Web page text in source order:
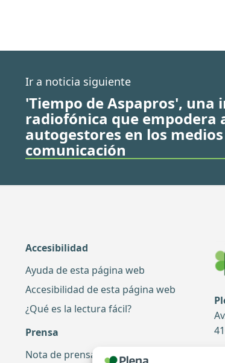
Ir a noticia siguiente
'Tiempo de Aspapros', una
radiofónica que empodera
autogestores en los
comunicación
Accesibilidad
Ayuda de esta página web
Accesibilidad de esta página web
¿Qué es la lectura fácil?
Prensa
Nota de prensa